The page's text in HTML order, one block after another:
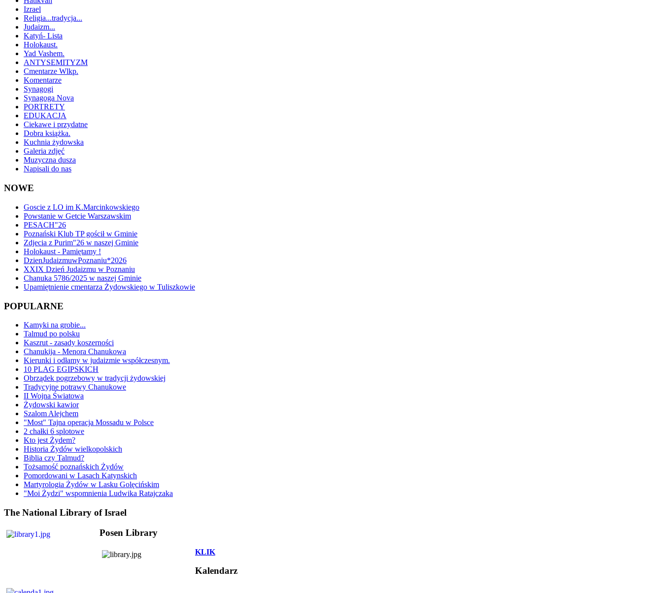
Izrael
Religia...tradycja...
Judaizm...
Katyń- Lista
Holokaust.
Yad Vashem.
ANTYSEMITYZM
Cmentarze Wlkp.
Komentarze
Synagogi
Synagoga Nova
PORTRETY
EDUKACJA
Ciekawe i przydatne
Dobra książka.
Kuchnia żydowska
Galeria zdjęć
Muzyczna dusza
Napisali do nas
NOWE
Goscie z LO im K.Marcinkowskiego
Powstanie w Getcie Warszawskim
PESACH"26
Poznański Klub TP gościł w Gminie
Zdjecia z Purim"26 w naszej Gminie
Holokaust - Pamiętamy !
DzienJudaizmuwPoznaniu*2026
XXIX Dzień Judaizmu w Poznaniu
Chanuka 5786/2025 w naszej Gminie
Upamiętnienie cmentarza Żydowskiego w Tuliszkowie
POPULARNE
Kamyki na grobie...
Talmud po polsku
Kaszrut - zasady koszerności
Chanukija - Menora Chanukowa
Kierunki i odłamy w judaizmie współczesnym.
10 PLAG EGIPSKICH
Obrządek pogrzebowy w tradycji żydowskiej
Tradycyjne potrawy Chanukowe
II Wojna Światowa
Żydowski kawior
Szalom Alejchem
"Most" Tajna operacja Mossadu w Polsce
2 chałki 6 splotowe
Kto jest Żydem?
Historia Żydów wielkopolskich
Biblia czy Talmud?
Tożsamość poznańskich Żydów
Pomordowani w Lasach Katynskich
Martyrologia Żydów w Lasku Golęcińskim
"Moi Żydzi" wspomnienia Ludwika Ratajczaka
The National Library of Israel
Posen Library
KLIK
Kalendarz